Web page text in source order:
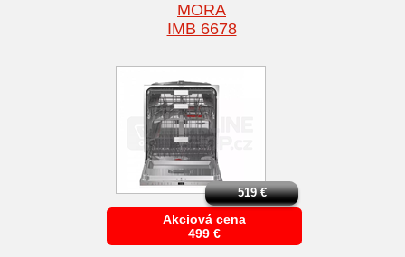
MORA
IMB 6678
Akciová cena
499 €
519€